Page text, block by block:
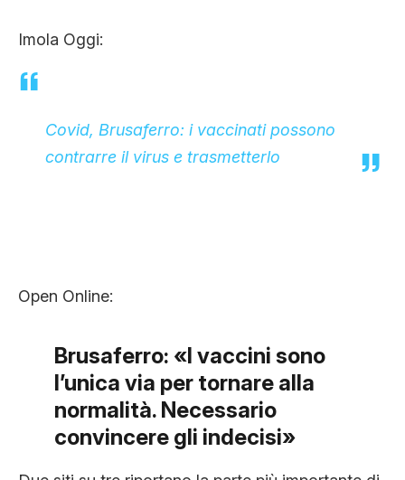
Imola Oggi:
Covid, Brusaferro: i vaccinati possono
contrarre il virus e trasmetterlo
Open Online:
Brusaferro: «I vaccini sono
l’unica via per tornare alla
normalità. Necessario
convincere gli indecisi»